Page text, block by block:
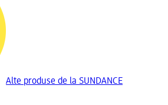
Alte produse de la SUNDANCE